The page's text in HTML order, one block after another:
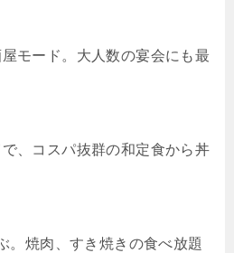
モード。大人数の宴会にも最
、コスパ抜群の和定食から丼
。焼肉、すき焼きの食べ放題